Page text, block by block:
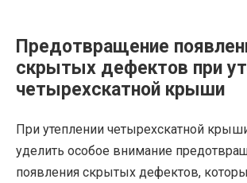
Предотвращение
скрытых дефектов при
четырехскатной крыши
При утеплении четырехскатной
уделить особое внимание
появления скрытых дефектов,